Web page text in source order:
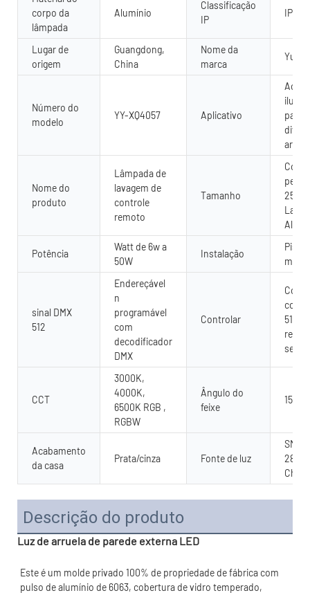
corpo da
lâmpada
Alumínio
Classificação
IP
IP67
Lugar de
origem
Guangdong,
China
Nome da
marca
Número do
modelo
YY-XQ4057 Aplicativo
Ao ar
Nome do
produto
Lâmpada de
lavagem de
controle
remoto
Tamanho
250-
Potência
Watt de 6w a
50W
Instalação
Piso,
sinal DMX
512
Endereçável
n
programável
com
decodificador
DMX
Controlar
512
sem
CCT
3000K,
4000K,
6500K RGB ,
RGBW
Ângulo do
feixe
Acabamento
da casa
Prata/cinza Fonte de luz
SMD/
Chip
Descrição do produto
Luz de arruela de parede externa LED
Este é um molde privado 100% de propriedade de fábrica com
pulso de alumínio de 6063, cobertura de vidro temperado,